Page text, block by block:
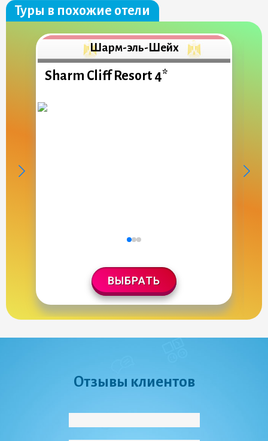
Туры в похожие отели
Шарм-эль-Шейх
Sharm Cliff Resort 4*
ВЫБРАТЬ
Отзывы клиентов